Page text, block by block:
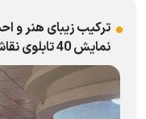
ترکیب زیبای هنر و
نمایش 40 تابلوی نقاشی خط در نگارخانه رضوان مشهد